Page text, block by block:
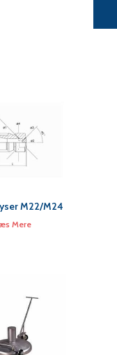
M22/M24
Mere